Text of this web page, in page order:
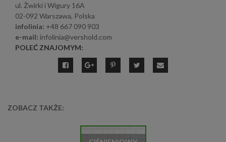
ul. Żwirki i Wigury 16A
02-092 Warszawa, Polska
infolinia: +48 667 090 903
e-mail: infolinia@vershold.com
POLEĆ ZNAJOMYM:
ZOBACZ TAKŻE: